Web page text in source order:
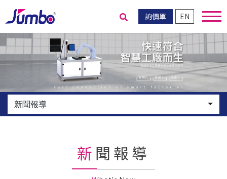
詢價單 EN
送出搜尋
新聞報導
新聞報導